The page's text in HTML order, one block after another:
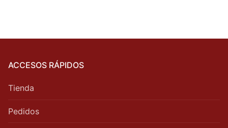
ACCESOS RÁPIDOS
Tienda
Pedidos